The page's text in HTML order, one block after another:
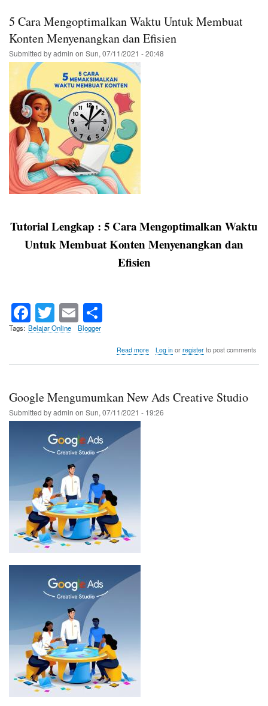
Pencari
Google
dan
Cara
5 Cara Mengoptimalkan Waktu Untuk Membuat
Konten Menyenangkan dan Efisien
Submitted byadmin on Sun, 07/11/2021 - 20:48
Tutorial Lengkap : 5 Cara Mengoptimalkan Waktu
Untuk Membuat Konten Menyenangkan dan
Efisien
Fa
ce
ok
T
wi
r
E
m
re
Tags Belajar Online Blogger
Read moreabout
Untuk
Membuat
Log inor registerto post comments
Google Mengumumkan New Ads Creative Studio
Submitted byadmin on Sun, 07/11/2021 - 19:26